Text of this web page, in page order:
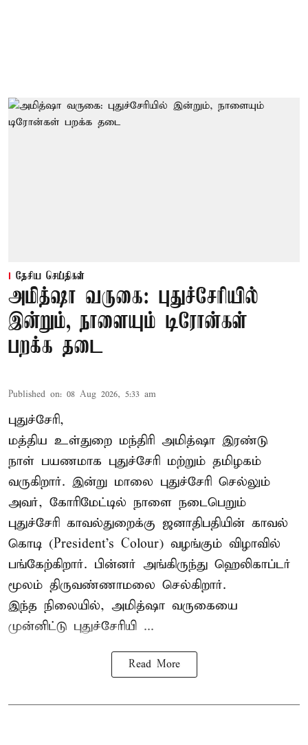
தேசிய செய்திகள்
அமித்ஷா வருகை: புதுச்சேரியில்
இன்றும், நாளையும் டிரோன்கள்
பறக்க தடை
Published on: 08 Aug 2026, 5:33 am
புதுச்சேரி,
மத்திய உள்துறை மந்திரி அமித்ஷா இரண்டு
நாள் பயணமாக புதுச்சேரி மற்றும் தமிழகம்
வருகிறார். இன்று மாலை புதுச்சேரி செல்லும்
அவர், கோரிமேட்டில் நாளை நடைபெறும்
புதுச்சேரி காவல்துறைக்கு ஜனாதிபதியின் காவல்
கொடி (President's Colour) வழங்கும் விழாவில்
பங்கேற்கிறார். பின்னர் அங்கிருந்து ஹெலிகாப்டர்
மூலம் திருவண்ணாமலை செல்கிறார்.
இந்த நிலையில், அமித்ஷா வருகையை
முன்னிட்டு புதுச்சேரியி ...
Read More